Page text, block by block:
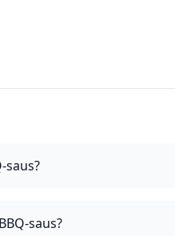
saus?
saus?